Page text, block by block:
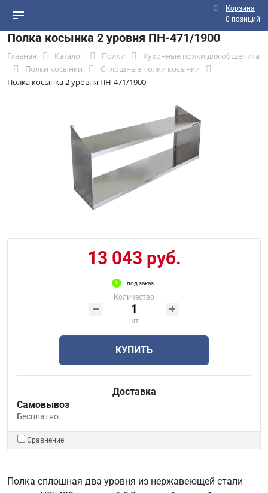
Корзина
0 позиций
Полка косынка 2 уровня ПН-471/1900
Главная Каталог Полки
Кухонные полки для общепита
Полки косынки
Сплошные полки косынки
Полка косынка 2 уровня ПН-471/1900
13 043 руб.
под заказ
Количество
шт
КУПИТЬ
Доставка
Самовывоз
Бесплатно.
Сравнение
Полка сплошная два уровня из нержавеющей стали